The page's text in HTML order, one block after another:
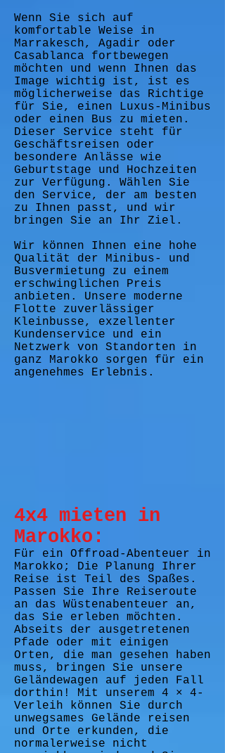
Wenn Sie sich auf
komfortable Weise in
Marrakesch, Agadir oder
Casablanca fortbewegen
möchten und wenn Ihnen das
Image wichtig ist, ist es
möglicherweise das Richtige
für Sie, einen Luxus-Minibus
oder einen Bus zu mieten.
Dieser Service steht für
Geschäftsreisen oder
besondere Anlässe wie
Geburtstage und Hochzeiten
zur Verfügung. Wählen Sie
den Service, der am besten
zu Ihnen passt, und wir
bringen Sie an Ihr Ziel.
Wir können Ihnen eine hohe
Qualität der Minibus- und
Busvermietung zu einem
erschwinglichen Preis
anbieten. Unsere moderne
Flotte zuverlässiger
Kleinbusse, exzellenter
Kundenservice und ein
Netzwerk von Standorten in
ganz Marokko sorgen für ein
angenehmes Erlebnis.
4x4 mieten in
Marokko:
Für ein Offroad-Abenteuer in
Marokko; Die Planung Ihrer
Reise ist Teil des Spaßes.
Passen Sie Ihre Reiseroute
an das Wüstenabenteuer an,
das Sie erleben möchten.
Abseits der ausgetretenen
Pfade oder mit einigen
Orten, die man gesehen haben
muss, bringen Sie unsere
Geländewagen auf jeden Fall
dorthin! Mit unserem 4 × 4-
Verleih können Sie durch
unwegsames Gelände reisen
und Orte erkunden, die
normalerweise nicht